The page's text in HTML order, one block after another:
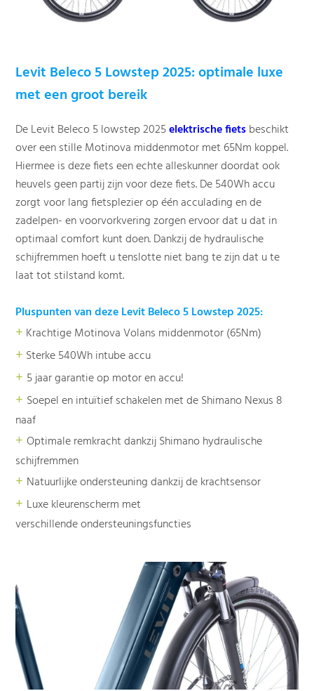
Levit Beleco 5 Lowstep 2025: optimale luxe
met een groot bereik
DeLevit Beleco 5 lowstep 2025elektrische fietsbeschikt
over een stille Motinova middenmotor met 65Nm koppel.
Hiermee is deze fiets een echte alleskunner doordat ook
heuvels geen partij zijn voor deze fiets. De 540Wh accu
zorgt voor lang fietsplezier op één acculading en de
zadelpen- en voorvorkvering zorgen ervoor dat u dat in
optimaal comfort kunt doen. Dankzij de hydraulische
schijfremmen hoeft u tenslotte niet bang te zijn dat u te
laat tot stilstand komt.
Pluspunten van deze Levit Beleco 5 Lowstep 2025:
+ Krachtige Motinova Volans middenmotor (65Nm)
+ Sterke 540Wh intube accu
+ 5 jaar garantie op motor en accu!
+ Soepel en intuïtief schakelen met de Shimano Nexus 8
naaf
+Optimale remkracht dankzij Shimano hydraulische
schijfremmen
+ Natuurlijke ondersteuning dankzij de krachtsensor
+ Luxe kleurenscherm met
verschillende ondersteuningsfuncties